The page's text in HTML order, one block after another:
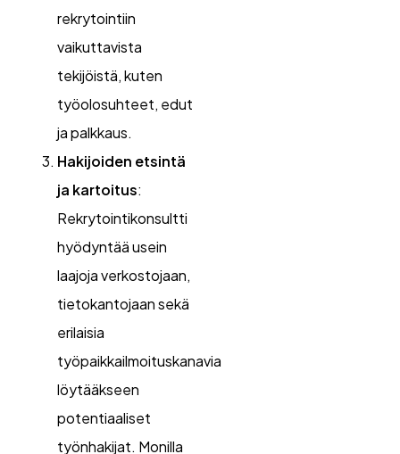
rekrytointiin
vaikuttavista
tekijöistä, kuten
työolosuhteet, edut
ja palkkaus.
Hakijoiden etsintä
ja kartoitus:
Rekrytointikonsultti
hyödyntää usein
laajoja verkostojaan,
tietokantojaan sekä
erilaisia
työpaikkailmoituskanavia
löytääkseen
potentiaaliset
työnhakijat. Monilla